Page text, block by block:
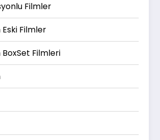
Filmler
Filmler
Filmleri